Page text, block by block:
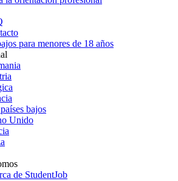
para menores de 18 años
bajos
Unido
de StudentJob